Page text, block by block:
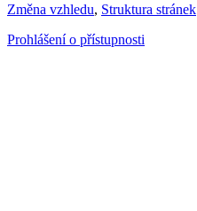
Změna vzhledu, Struktura stránek
Prohlášení o přístupnosti